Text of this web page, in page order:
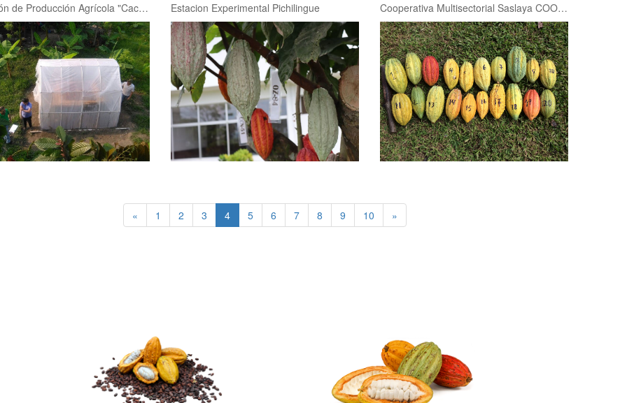
Asociación de Producción Agrícola "Cacheteros de Guaymas" Limitada APROCAGUAL Estacion Experimental Pichilingue Cooperativa Multisectorial Saslaya COOMUSASC R.L.
« 1 2 3 4 5 6 7 8 9 10 »